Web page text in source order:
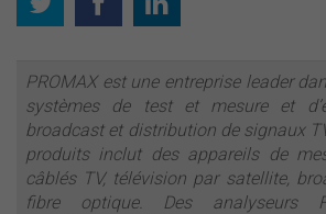
PROMAX est une entreprise leader
systèmes de test et mesure et
broadcast et distribution de signaux
produits inclut des appareils de
câblés TV, télévision par satellite,
fibre optique. Des analyseurs